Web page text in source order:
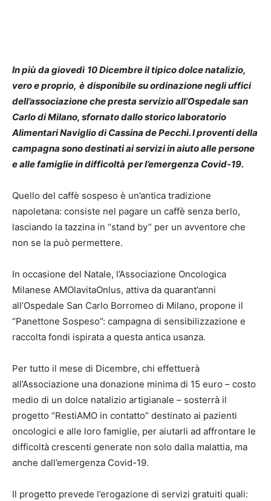
In più da giovedì 10 Dicembre il tipico dolce natalizio,
vero e proprio, è disponibile su ordinazione negli uffici
dell’associazione che presta servizio all’Ospedale san
Carlo di Milano, sfornato dallo storico laboratorio
Alimentari Naviglio di Cassina de Pecchi. I proventi della
campagna sono destinati ai servizi in aiuto alle persone
e alle famiglie in difficoltà per l’emergenza Covid-19.
Quello del caffè sospeso è un’antica tradizione
napoletana: consiste nel pagare un caffè senza berlo,
lasciando la tazzina in “stand by” per un avventore che
non se la può permettere.
In occasione del Natale, l’Associazione Oncologica
Milanese AMOlavitaOnlus, attiva da quarant’anni
all’Ospedale San Carlo Borromeo di Milano, propone il
“Panettone Sospeso”: campagna di sensibilizzazione e
raccolta fondi ispirata a questa antica usanza.
Per tutto il mese di Dicembre, chi effettuerà
all’Associazione una donazione minima di 15 euro – costo
medio di un dolce natalizio artigianale – sosterrà il
progetto “RestiAMO in contatto” destinato ai pazienti
oncologici e alle loro famiglie, per aiutarli ad affrontare le
difficoltà crescenti generate non solo dalla malattia, ma
anche dall’emergenza Covid-19.
Il progetto prevede l’erogazione di servizi gratuiti quali: